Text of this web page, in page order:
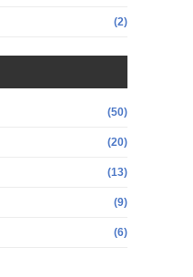
(2)
(50)
(20)
(13)
(9)
(6)